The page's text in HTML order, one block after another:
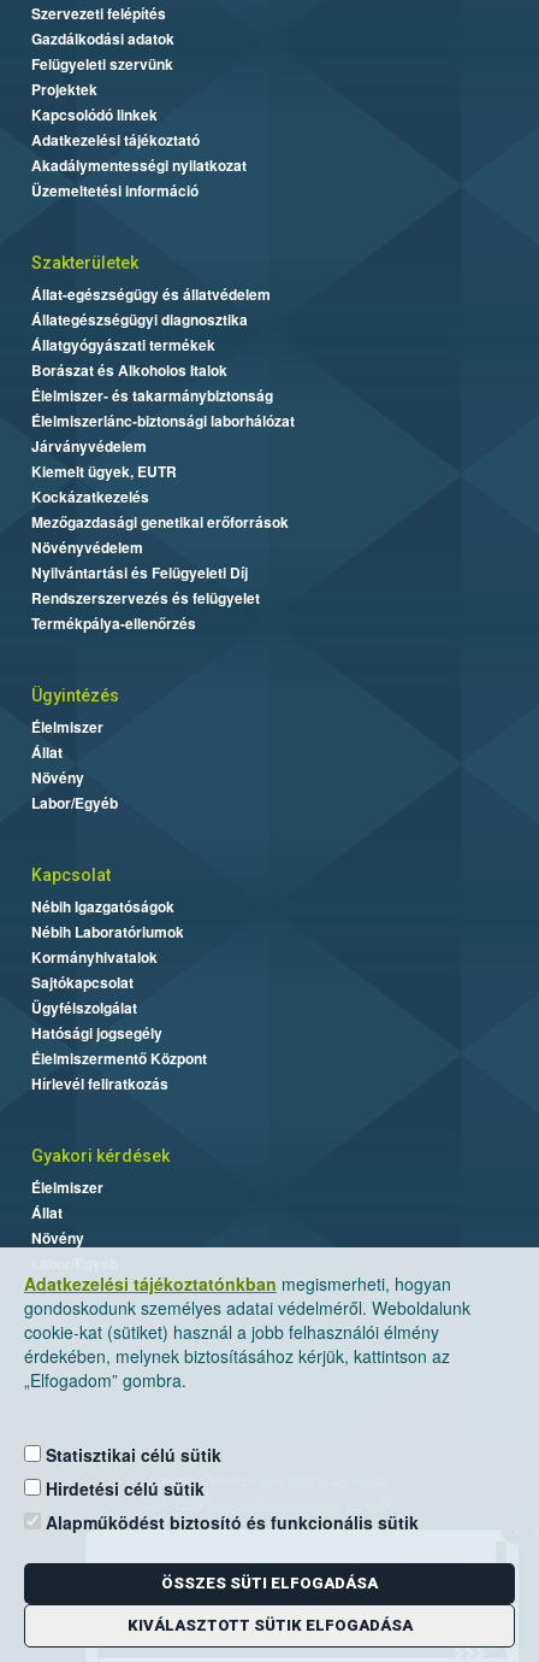
Adatkezelési tájékoztatónkban megismerheti, hogyan
gondoskodunk személyes adatai védelméről. Weboldalunk
cookie-kat (sütiket) használ a jobb felhasználói élmény
érdekében, melynek biztosításához kérjük, kattintson az
„Elfogadom” gombra.
Statisztikai célú sütik
Hirdetési célú sütik
Alapműködést biztosító és funkcionális sütik
ÖSSZES SÜTI ELFOGADÁSA
KIVÁLASZTOTT SÜTIK ELFOGADÁSA
Szervezeti felépítés
Gazdálkodási adatok
Felügyeleti szervünk
Projektek
Kapcsolódó linkek
Adatkezelési tájékoztató
Akadálymentességi nyilatkozat
Üzemeltetési információ
Szakterületek
Állat-egészségügy és állatvédelem
Állategészségügyi diagnosztika
Állatgyógyászati termékek
Borászat és Alkoholos Italok
Élelmiszer- és takarmánybiztonság
Élelmiszerlánc-biztonsági laborhálózat
Járványvédelem
Kiemelt ügyek, EUTR
Kockázatkezelés
Mezőgazdasági genetikai erőforrások
Növényvédelem
Nyilvántartási és Felügyeleti Díj
Rendszerszervezés és felügyelet
Termékpálya-ellenőrzés
Ügyintézés
Élelmiszer
Állat
Növény
Labor/Egyéb
Kapcsolat
Nébih Igazgatóságok
Nébih Laboratóriumok
Kormányhivatalok
Sajtókapcsolat
Ügyfélszolgálat
Hatósági jogsegély
Élelmiszermentő Központ
Hírlevél feliratkozás
Gyakori kérdések
Élelmiszer
Állat
Növény
Nemzeti Élelmiszerlánc-biztonsági Hivatal
Levelezési cím: 1525 Budapest. Pf. 30.
E-mail:ugyfelszolgalat@nebih.gov.hu
Zöld szám: 06-80/263-244
Telefon: 06-1/ 336-9000